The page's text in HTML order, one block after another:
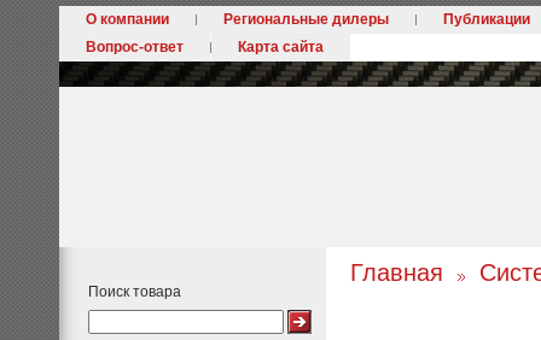
О компании Региональные дилеры
Публикации
Вопрос-ответ
Карта сайта
Поиск товара
Главная